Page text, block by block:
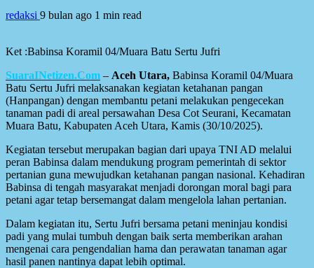
redaksi 9 bulan ago 1 min read
Ket :Babinsa Koramil 04/Muara Batu Sertu Jufri
SuaraINetizen.Com – Aceh Utara, Babinsa Koramil 04/Muara
Batu Sertu Jufri melaksanakan kegiatan ketahanan pangan
(Hanpangan) dengan membantu petani melakukan pengecekan
tanaman padi di areal persawahan Desa Cot Seurani, Kecamatan
Muara Batu, Kabupaten Aceh Utara, Kamis (30/10/2025).
Kegiatan tersebut merupakan bagian dari upaya TNI AD melalui
peran Babinsa dalam mendukung program pemerintah di sektor
pertanian guna mewujudkan ketahanan pangan nasional. Kehadiran
Babinsa di tengah masyarakat menjadi dorongan moral bagi para
petani agar tetap bersemangat dalam mengelola lahan pertanian.
Dalam kegiatan itu, Sertu Jufri bersama petani meninjau kondisi
padi yang mulai tumbuh dengan baik serta memberikan arahan
mengenai cara pengendalian hama dan perawatan tanaman agar
hasil panen nantinya dapat lebih optimal.